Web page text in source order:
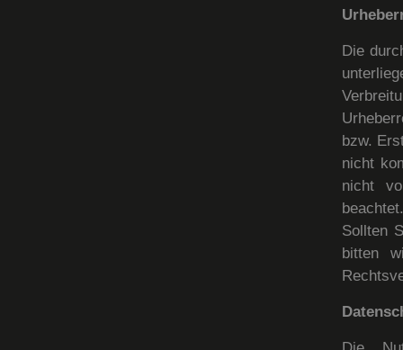
Die
bzw.
nicht
nicht
Sollten
bitten